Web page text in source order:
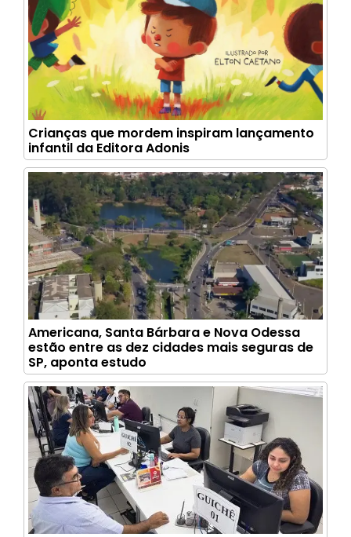
Crianças que mordem inspiram lançamento
infantil da Editora Adonis
Americana, Santa Bárbara e Nova Odessa
estão entre as dez cidades mais seguras de
SP, aponta estudo